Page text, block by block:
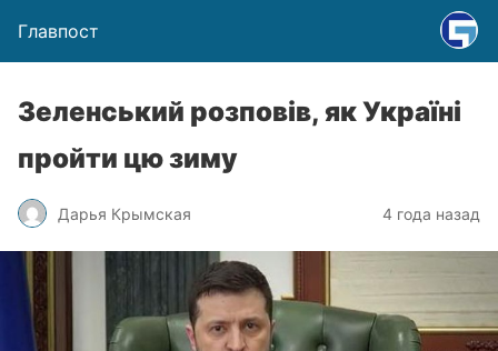
Главпост
Зеленський розповів, як Україні
пройти цю зиму
Дарья Крымская 4 года назад